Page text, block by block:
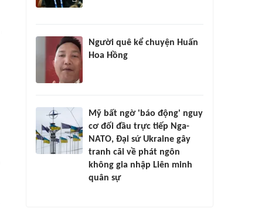
Người quê kể chuyện Huấn
Hoa Hồng
Mỹ bất ngờ 'báo động' nguy
cơ đối đầu trực tiếp Nga-
NATO, Đại sứ Ukraine gây
tranh cãi về phát ngôn
không gia nhập Liên minh
quân sự